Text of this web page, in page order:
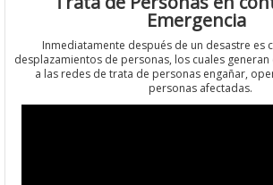
Emergencia
Inmediatamente después de un desastre es
desplazamientos de personas, los cuales
a las redes de trata de personas engañar,
personas afectadas.